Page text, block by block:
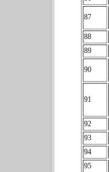
87
88
89
90
91
92
93
94
95